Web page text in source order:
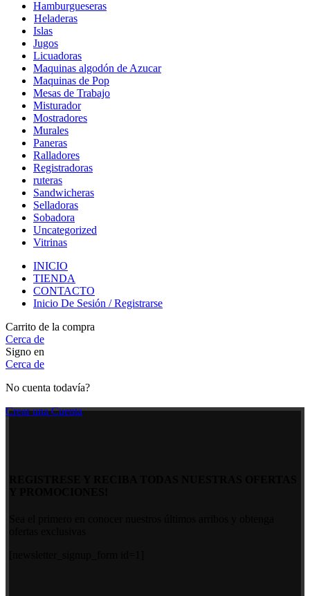
Hamburgueseras
Heladeras
Islas
Jugos
Licuadoras
Maquinas algodón de Azucar
Maquinas de Pop
Mesas de Trabajo
Misturador
Mostradores
Murales
Paneras
Ralladores
Registradoras
ruteras
Sandwicheras
Selladoras
Sobadora
Uncategorized
Vitrinas
INICIO
TIENDA
CONTACTO
Inicio De Sesión / Registrarse
Carrito de la compra
Cerca de
Signo en
Cerca de
No cuenta todavía?
Crear una Cuenta